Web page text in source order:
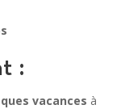
:
vacances à